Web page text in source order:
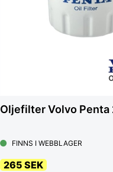
Oljefilter Volvo Penta
FINNS I WEBBLAGER
265 SEK